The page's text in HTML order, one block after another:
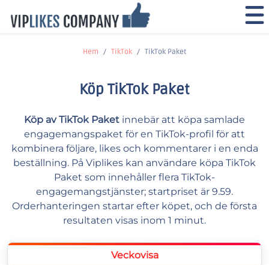
Hem TikTok TikTok Paket
Köp TikTok Paket
Köp av TikTok Paket innebär att köpa samlade
engagemangspaket för en TikTok-profil för att
kombinera följare, likes och kommentarer i en enda
beställning. På Viplikes kan användare köpa TikTok
Paket som innehåller flera TikTok-
engagemangstjänster; startpriset är 9.59.
Orderhanteringen startar efter köpet, och de första
resultaten visas inom 1 minut.
Veckovisa